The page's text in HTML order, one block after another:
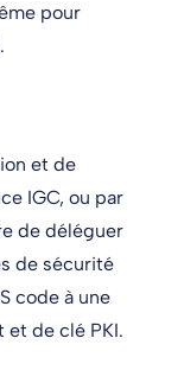
pour
et de
IGC, ou par
de déléguer
de sécurité
code à une
de clé PKI.